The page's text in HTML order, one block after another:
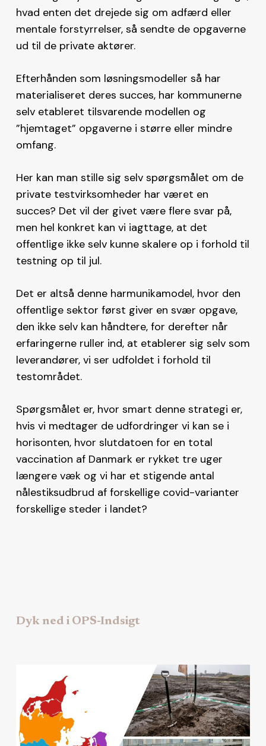
hvad enten det drejede sig om adfærd eller
mentale forstyrrelser, så sendte de opgaverne
ud til de private aktører.
Efterhånden som løsningsmodeller så har
materialiseret deres succes, har kommunerne
selv etableret tilsvarende modellen og
”hjemtaget” opgaverne i større eller mindre
omfang.
Her kan man stille sig selv spørgsmålet om de
private testvirksomheder har været en
succes? Det vil der givet være flere svar på,
men hel konkret kan vi iagttage, at det
offentlige ikke selv kunne skalere op i forhold til
testning op til jul.
Det er altså denne harmunikamodel, hvor den
offentlige sektor først giver en svær opgave,
den ikke selv kan håndtere, for derefter når
erfaringerne ruller ind, at etablerer sig selv som
leverandører, vi ser udfoldet i forhold til
testområdet.
Spørgsmålet er, hvor smart denne strategi er,
hvis vi medtager de udfordringer vi kan se i
horisonten, hvor slutdatoen for en total
vaccination af Danmark er rykket tre uger
længere væk og vi har et stigende antal
nålestiksudbrud af forskellige covid-varianter
forskellige steder i landet?
Dyk ned i OPS-Indsigt